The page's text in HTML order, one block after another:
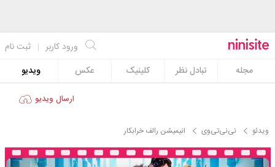
ثبت نام | ورود کاربر
مجله
تبادل نظر کلینیک عکس ویدیو
ارسال ویدیو
ویدئو نی‌نی‌تی‌وی انیمیشن رالف خرابکار